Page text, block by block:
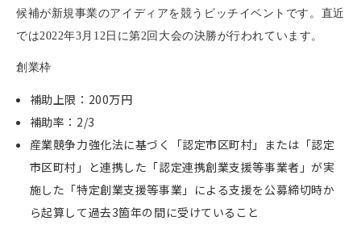
候補が新規事業のアイディアを競うピッチイベントです。直近
では2022年3月12日に第2回大会の決勝が行われています。
創業枠
補助上限：200万円
補助率：2/3
産業競争力強化法に基づく「認定市区町村」または「認定
市区町村」と連携した「認定連携創業支援等事業者」が実
施した「特定創業支援等事業」による支援を公募締切時か
ら起算して過去3箇年の間に受けていること